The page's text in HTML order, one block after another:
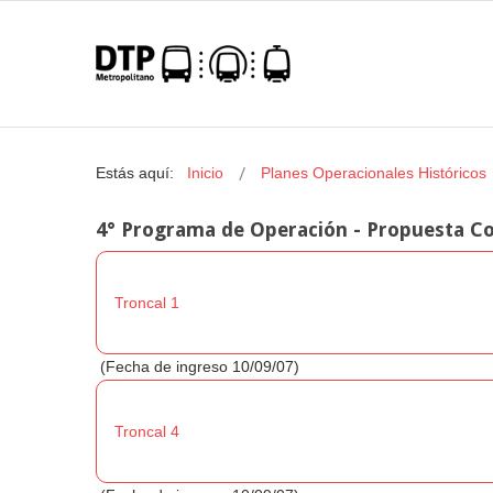
Estás aquí: Inicio Planes Operacionales Históricos
4° Programa de Operación - Propuesta
Troncal 1
(Fecha de ingreso 10/09/07)
Troncal 4